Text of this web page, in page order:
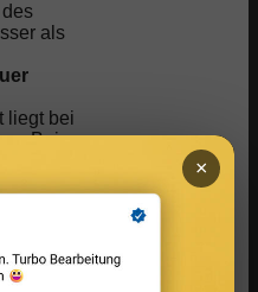
als
liegt bei
Bei
Pause
×